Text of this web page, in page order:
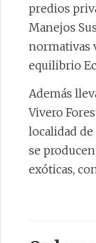
predios
Manejos
normativas
equilibrio
Además
Vivero
localidad de
se
exóticas,